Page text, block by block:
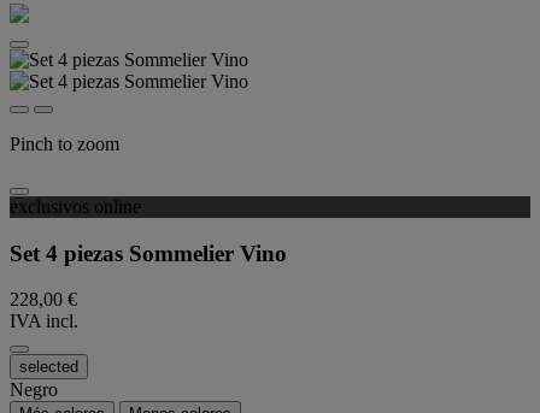
Pinch to zoom
exclusivos online
Set 4 piezas Sommelier Vino
228,00 €
IVA incl.
selected
Negro